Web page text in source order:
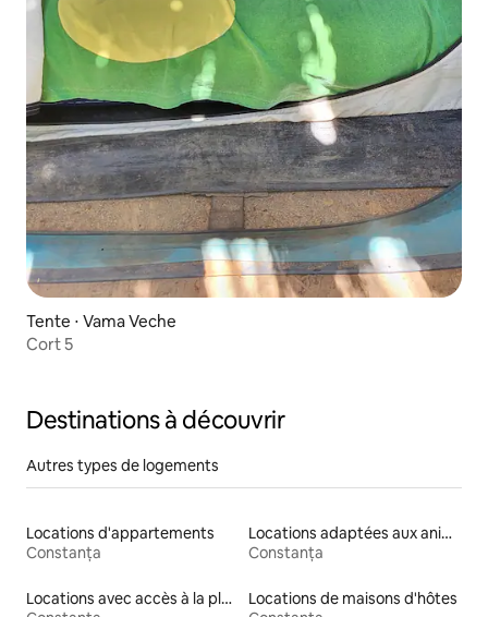
Tente ⋅ Vama Veche
Cort 5
Destinations à découvrir
Autres types de logements
Locations d'appartements
Constanța
Locations adaptées aux animaux
Constanța
Locations avec accès à la plage
Locations de maisons d'hôtes